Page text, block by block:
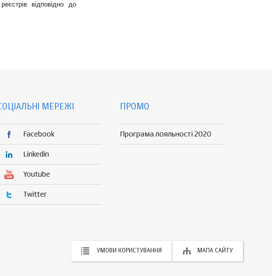
відповідно до
МЕРЕЖІ
Facebook
Linkedin
Youtube
Twitter
ПРОМО
Програма лояльності 2020
УМОВИ КОРИСТУВАННЯ МАПА САЙТУ